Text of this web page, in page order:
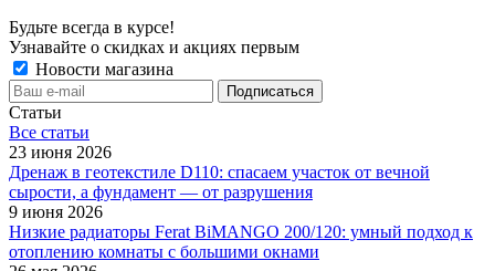
Будьте всегда в курсе!
Узнавайте о скидках и акциях первым
Новости магазина
Статьи
Все cтатьи
23 июня 2026
Дренаж в геотекстиле D110: спасаем участок от вечной
сырости, а фундамент — от разрушения
9 июня 2026
Низкие радиаторы Ferat BiMANGO 200/120: умный подход к
отоплению комнаты с большими окнами